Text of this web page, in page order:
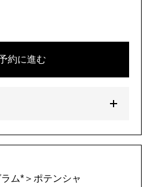
約に進む
ム*＞ポテンシャ